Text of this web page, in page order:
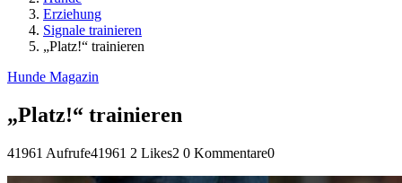
Erziehung
Signale trainieren
„Platz!“ trainieren
Hunde Magazin
„Platz!“ trainieren
41961 Aufrufe41961 2 Likes2 0 Kommentare0